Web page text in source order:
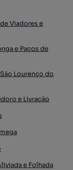
Viadores e
e Paços de
Lourenço do
e Livração
e Folhada